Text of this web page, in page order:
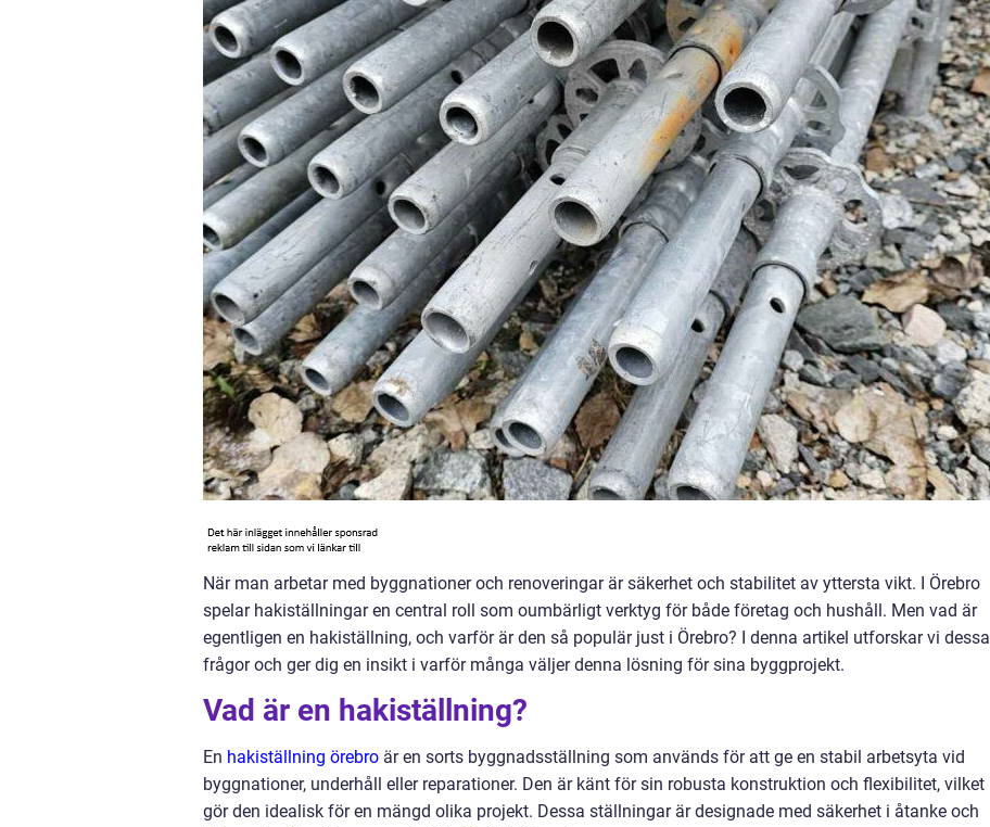
När man arbetar med byggnationer och renoveringar är säkerhet och stabilitet av yttersta vikt. I Örebro
spelar hakiställningar en central roll som oumbärligt verktyg för både företag och hushåll. Men vad är
egentligen en hakiställning, och varför är den så populär just i Örebro? I denna artikel utforskar vi dessa
frågor och ger dig en insikt i varför många väljer denna lösning för sina byggprojekt.
Vad är en hakiställning?
En hakiställning örebro är en sorts byggnadsställning som används för att ge en stabil arbetsyta vid
byggnationer, underhåll eller reparationer. Den är känt för sin robusta konstruktion och flexibilitet, vilket
gör den idealisk för en mängd olika projekt. Dessa ställningar är designade med säkerhet i åtanke och